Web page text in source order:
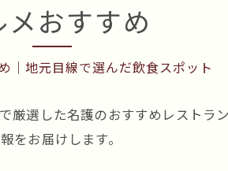
メおすすめ
｜地元目線で選んだ飲食スポット
厳選した名護のおすすめレストラ
をお届けします。